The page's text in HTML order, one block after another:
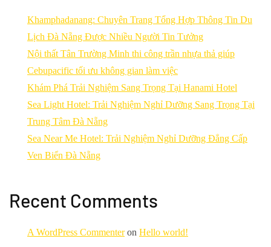
Khamphadanang: Chuyên Trang Tổng Hợp Thông Tin Du
Lịch Đà Nẵng Được Nhiều Người Tin Tưởng
Nội thất Tân Trường Minh thi công trần nhựa thả giúp
Cebupacific tối ưu không gian làm việc
Khám Phá Trải Nghiệm Sang Trọng Tại Hanami Hotel
Sea Light Hotel: Trải Nghiệm Nghỉ Dưỡng Sang Trọng Tại
Trung Tâm Đà Nẵng
Sea Near Me Hotel: Trải Nghiệm Nghỉ Dưỡng Đẳng Cấp
Ven Biển Đà Nẵng
Recent Comments
A WordPress Commenteron Hello world!